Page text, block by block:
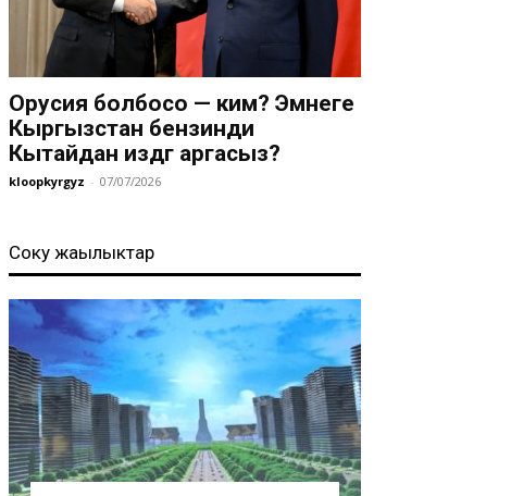
Орусия болбосо — ким? Эмнеге
Кыргызстан бензинди
Кытайдан издөөгө аргасыз?
kloopkyrgyz - 07/07/2026
Соңку жаңылыктар